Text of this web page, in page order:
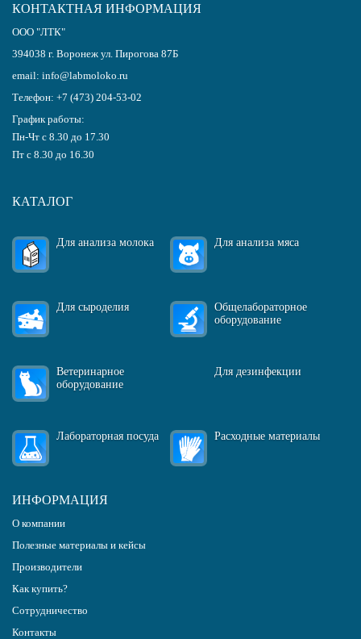
КОНТАКТНАЯ ИНФОРМАЦИЯ
ООО "ЛТК"
394038 г. Воронеж ул. Пирогова 87Б
email: info@labmoloko.ru
Телефон: +7 (473) 204-53-02
График работы:
Пн-Чт с 8.30 до 17.30
Пт с 8.30 до 16.30
КАТАЛОГ
Для анализа молока Для анализа мяса
Для сыроделия
Общелабораторное
оборудование
Ветеринарное
оборудование
Для дезинфекции
Лабораторная посуда Расходные материалы
ИНФОРМАЦИЯ
О компании
Полезные материалы и кейсы
Производители
Как купить?
Сотрудничество
Контакты